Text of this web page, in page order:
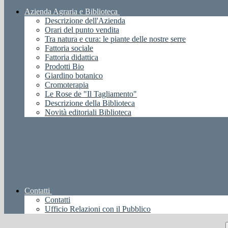
Azienda Agraria e Biblioteca
Descrizione dell'Azienda
Orari del punto vendita
Tra natura e cura: le piante delle nostre serre
Fattoria sociale
Fattoria didattica
Prodotti Bio
Giardino botanico
Cromoterapia
Le Rose de "Il Tagliamento"
Descrizione della Biblioteca
Novità editoriali Biblioteca
Contatti
Contatti
Ufficio Relazioni con il Pubblico